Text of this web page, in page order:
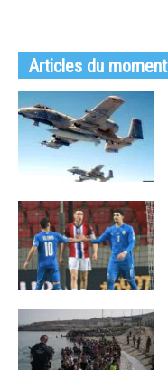
Articles du moment